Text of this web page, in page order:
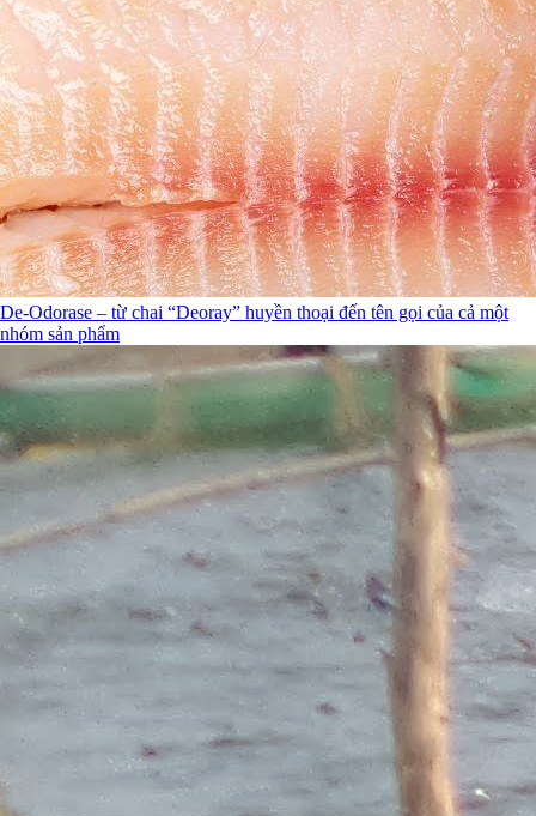
De-Odorase – từ chai “Deoray” huyền thoại đến tên gọi của cả một
nhóm sản phẩm